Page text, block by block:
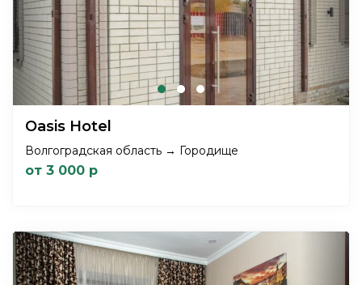
Oasis Hotel
Волгоградская область → Городище
от 3 000 р